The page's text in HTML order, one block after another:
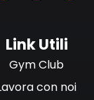
Link Utili
Gym Club
con noi